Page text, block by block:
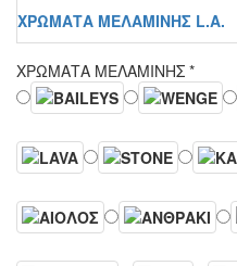
ΧΡΩΜΑΤΑ ΜΕΛΑΜΙΝΗΣ L.A.
ΧΡΩΜΑΤΑ ΜΕΛΑΜΙΝΗΣ *